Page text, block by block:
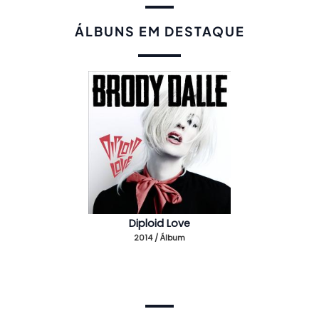
ÁLBUNS EM DESTAQUE
Diploid Love
2014 / Álbum